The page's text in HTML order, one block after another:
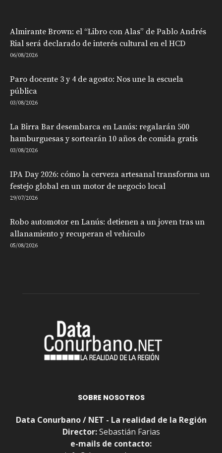
Almirante Brown: el “Libro con Alas” de Pablo Andrés
Rial será declarado de interés cultural en el HCD
06/08/2026
Paro docente 3 y 4 de agosto: Nos une la escuela
pública
03/08/2026
La Birra Bar desembarca en Lanús: regalarán 500
hamburguesas y sortearán 10 años de comida gratis
03/08/2026
IPA Day 2026: cómo la cerveza artesanal transforma un
festejo global en un motor de negocio local
29/07/2026
Robo automotor en Lanús: detienen a un joven tras un
allanamiento y recuperan el vehículo
05/08/2026
SOBRE NOSOTROS
Data Conurbano / NET - La realidad de la Región
Director:Sebastián Farias
e-mails de contacto: